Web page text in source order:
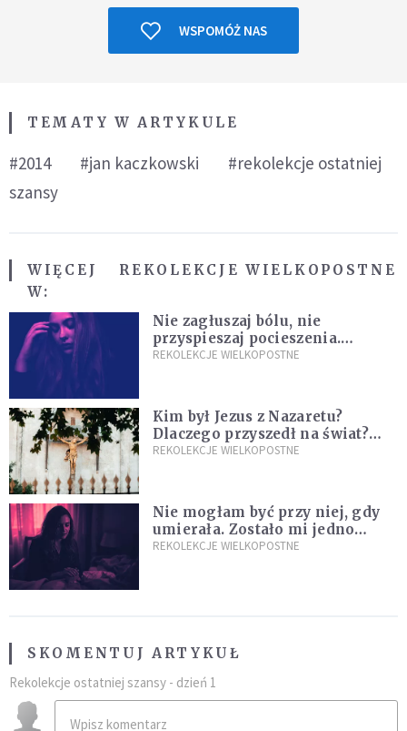
WSPOMÓŻ NAS
TEMATY W ARTYKULE
#2014 #jan kaczkowski
#rekolekcje ostatniej
szansy
WIĘCEJ
W:
REKOLEKCJE WIELKOPOSTNE
Nie zagłuszaj bólu, nie
przyspieszaj pocieszenia.
Przyjmij ciszę zamiast rzucać się
REKOLEKCJE WIELKOPOSTNE
Kim był Jezus z Nazaretu?
Dlaczego przyszedł na świat?
I dlaczego umarł?
REKOLEKCJE WIELKOPOSTNE
Nie mogłam być przy niej, gdy
umierała. Zostało mi jedno
wspomnienie [Siedem Boleści]
REKOLEKCJE WIELKOPOSTNE
SKOMENTUJ ARTYKUŁ
Rekolekcje ostatniej szansy - dzień 1